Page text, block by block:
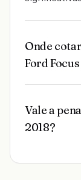
Onde
Ford
Vale a
2018?